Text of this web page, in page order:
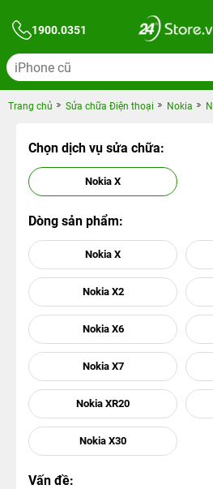
1900.0351
Trang chủ Sửa chữa Điện thoại Nokia
Chọn dịch vụ sửa chữa:
Nokia X
Dòng sản phẩm:
Nokia X
Nokia X2
Nokia X6
Nokia X7
Nokia XR20
Nokia X30
Vấn đề: